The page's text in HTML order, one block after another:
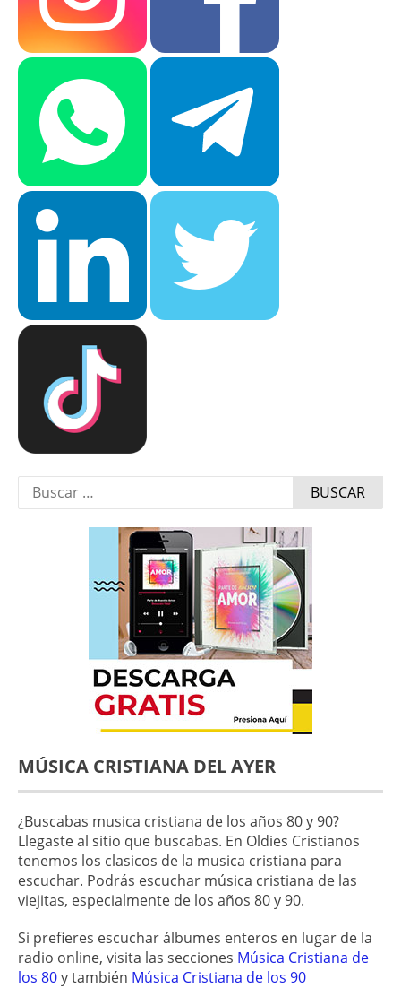
Buscar:
MÚSICA CRISTIANA DEL AYER
¿Buscabas musica cristiana de los años 80 y 90?
Llegaste al sitio que buscabas. En Oldies Cristianos
tenemos los clasicos de la musica cristiana para
escuchar. Podrás escuchar música cristiana de las
viejitas, especialmente de los años 80 y 90.
Si prefieres escuchar álbumes enteros en lugar de la
radio online, visita las secciones Música Cristiana de
los 80y también Música Cristiana de los 90